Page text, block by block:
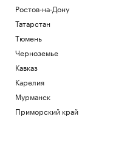
Ростов-на-Дону
Татарстан
Тюмень
Черноземье
Кавказ
Карелия
Мурманск
Приморский край